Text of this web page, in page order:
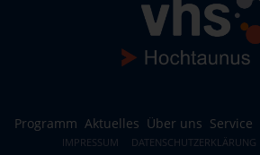
Programm Aktuelles Über uns Service
IMPRESSUM DATENSCHUTZERKLÄRUNG